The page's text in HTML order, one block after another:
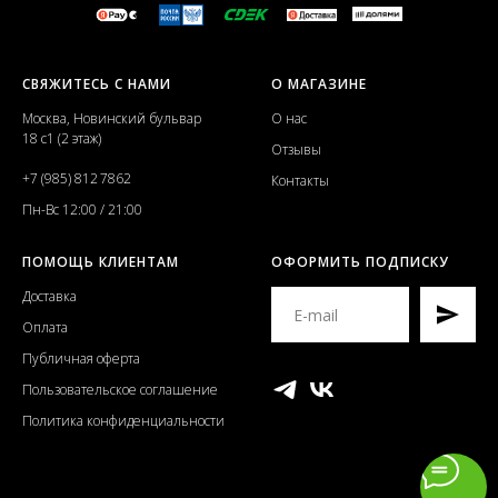
СВЯЖИТЕСЬ С НАМИ
Москва, Новинский бульвар
18 с1 (2 этаж)
+7 (985) 812 7862
Пн-Вс 12:00 / 21:00
О МАГАЗИНЕ
О нас
Отзывы
Контакты
ПОМОЩЬ КЛИЕНТАМ
Доставка
Оплата
Публичная оферта
Пользовательское соглашение
Политика конфиденциальности
ОФОРМИТЬ ПОДПИСКУ